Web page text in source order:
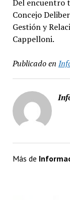
Del encuentro
Concejo
Gestión y
Cappelloni.
Publicado en
Más de